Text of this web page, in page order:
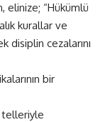
elinize; “Hükümlü
kurallar ve
disiplin cezalarını
bir
telleriyle